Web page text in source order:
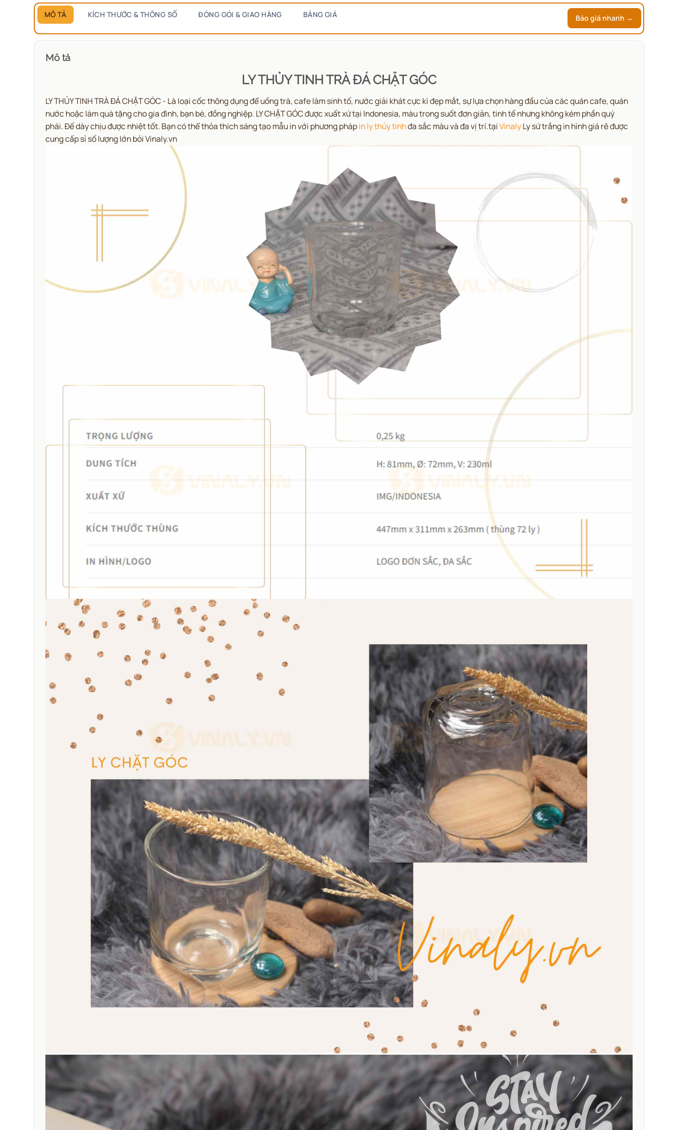
MÔ TẢ KÍCH THƯỚC & THÔNG SỐ ĐÓNG GÓI & GIAO HÀNG BẢNG GIÁ Báo giá nhanh →
Mô tả
LY THỦY TINH TRÀ ĐÁ CHẶT GÓC
LY THỦY TINH TRÀ ĐÁ CHẶT GÓC - Là loại cốc thông dụng để uống trà, cafe làm sinh tố, nước giải khát cực kì đẹp mắt, sự lựa chọn hàng đầu của các quán cafe, quán
nước hoặc làm quà tặng cho gia đình, bạn bè, đồng nghiệp. LY CHẶT GÓC được xuất xứ tại Indonesia, màu trong suốt đơn giản, tinh tế nhưng không kém phần quý
phái. Đế dày chịu được nhiệt tốt. Bạn có thể thỏa thích sáng tạo mẫu in với phương phápin ly thủy tinhđa sắc màu và đa vị trí.tạiVinalyLy sứ trắng in hình giá rê được
cung cấp sỉ số lượng lớn bỏi Vinaly.vn